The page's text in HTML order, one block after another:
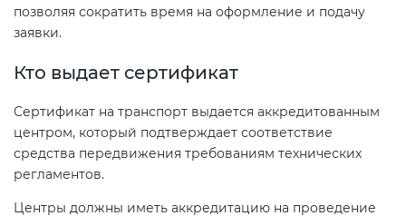
позволяя сократить время на оформление и подачу
заявки.
Кто выдает сертификат
Сертификат на транспорт выдается аккредитованным
центром, который подтверждает соответствие
средства передвижения требованиям технических
регламентов.
Центры должны иметь аккредитацию на проведение